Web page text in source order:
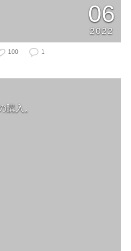
06
2022
100 1
購入。